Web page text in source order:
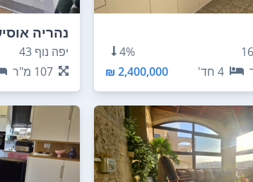
4%
4 חד' 2,400,000 ₪
נהריה
יפה נוף 43
107 מ"ר